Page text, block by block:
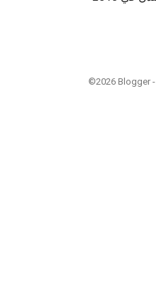
©2026 Blogger -